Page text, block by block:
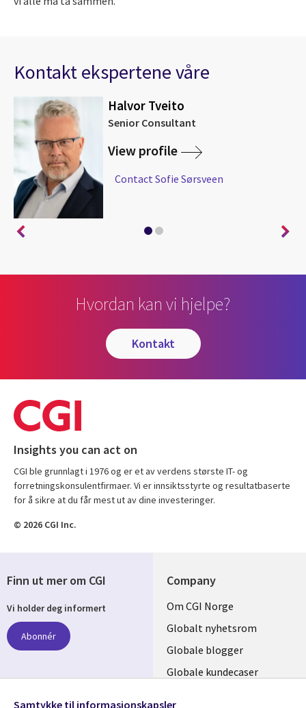
Kontakt ekspertene våre
Halvor Tveito
Senior Consultant
View profile
Contact Sofie Sørsveen
Hvordan kan vi hjelpe?
kontakt
Insights you can act on
CGI ble grunnlagt i 1976 og er et av verdens største IT- og
forretningskonsulentfirmaer. Vi er innsiktsstyrte og resultatbaserte
for å sikre at du får mest ut av dine investeringer.
© 2026 CGI Inc.
Company
Useful
links
NORWAY
Om CGI Norge
Globalt nyhetsrom
Globale blogger
Globale kundecaser
Finn ut mer om CGI
Vi holder deg informert
Abonnér
følg oss
Samtykke til informasjonskapsler